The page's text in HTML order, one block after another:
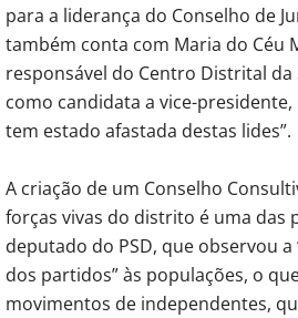
para a liderança do Conselho de
também conta com Maria do Céu
responsável do Centro Distrital da
como candidata a vice-
tem estado afastada destas lides”.
A criação de um Conselho
forças vivas do distrito é uma das
deputado do PSD, que observou a
dos partidos” às populações, o
movimentos de independentes,